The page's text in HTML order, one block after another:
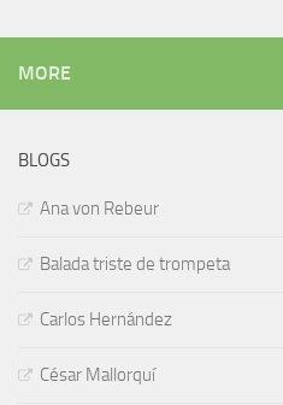
MORE
BLOGS
Ana von Rebeur
Balada triste de trompeta
Carlos Hernández
César Mallorquí